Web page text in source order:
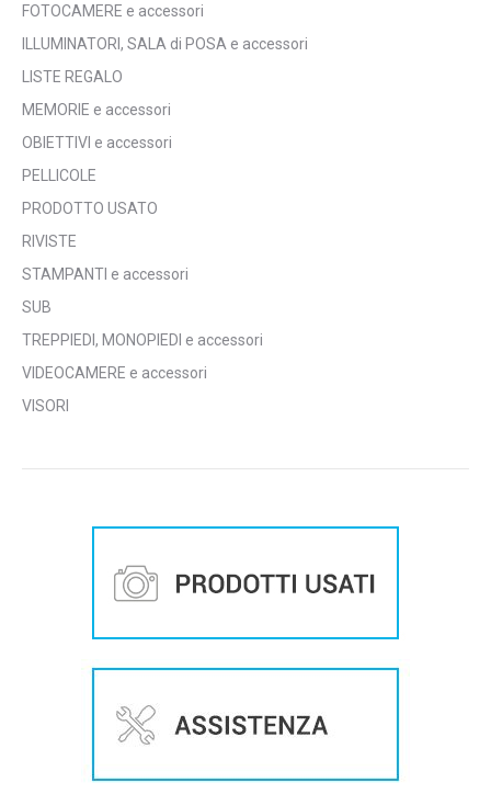
FOTOCAMERE e accessori
ILLUMINATORI, SALA di POSA e accessori
LISTE REGALO
MEMORIE e accessori
OBIETTIVI e accessori
PELLICOLE
PRODOTTO USATO
RIVISTE
STAMPANTI e accessori
SUB
TREPPIEDI, MONOPIEDI e accessori
VIDEOCAMERE e accessori
VISORI